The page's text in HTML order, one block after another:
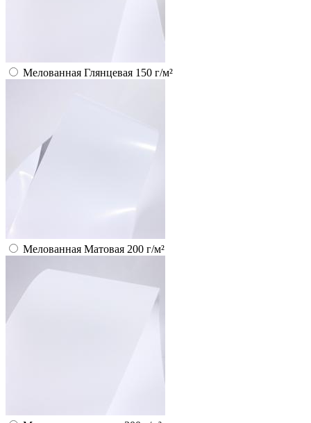
Мелованная Глянцевая 150 г/м²
Мелованная Матовая 200 г/м²